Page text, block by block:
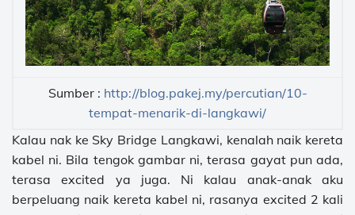
Sumber : http://blog.pakej.my/percutian/10-
tempat-menarik-di-langkawi/
Kalau nak ke Sky Bridge Langkawi, kenalah naik kereta
kabel ni. Bila tengok gambar ni, terasa gayat pun ada,
terasa excited ya juga. Ni kalau anak-anak aku
berpeluang naik kereta kabel ni, rasanya excited 2 kali